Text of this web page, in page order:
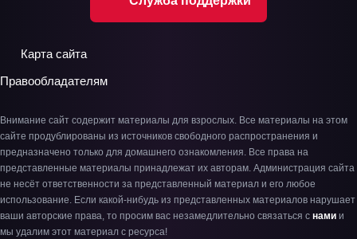
Карта сайта
Правообладателям
Внимание сайт содержит материалы для взрослых. Все материалы на этом
сайте продублированы из источников свободного распространения и
предназначено только для домашнего ознакомления. Все права на
представленные материалы принадлежат их авторам. Администрация сайта
не несёт ответственности за представленный материал и его любое
использование. Если какой-нибудь из представленных материалов нарушает
ваши авторские права, то просим вас незамедлительно связаться с нами и
мы удалим этот материал с ресурса!